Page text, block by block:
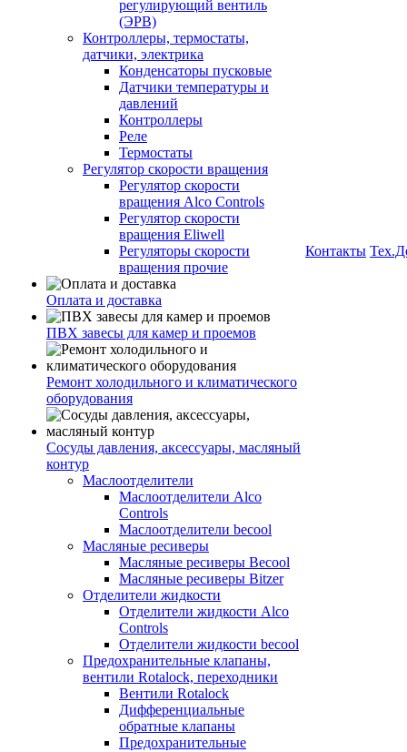
регулирующий вентиль
(ЭРВ)
Контроллеры, термостаты,
датчики, электрика
Конденсаторы пусковые
Датчики температуры и
давлений
Контроллеры
Реле
Термостаты
Регулятор скорости вращения
Регулятор скорости
вращения Alco Controls
Регулятор скорости
вращения Eliwell
Регуляторы скорости
вращения прочие
Оплата и доставка
ПВХ завесы для камер и проемов
Ремонт холодильного и климатического
оборудования
Сосуды давления, аксессуары, масляный
контур
Маслоотделители
Маслоотделители Alco
Controls
Маслоотделители becool
Масляные ресиверы
Масляные ресиверы Becool
Масляные ресиверы Bitzer
Отделители жидкости
Отделители жидкости Alco
Controls
Отделители жидкости becool
Предохранительные клапаны,
вентили Rotalock, переходники
Вентили Rotalock
Дифференциальные
обратные клапаны
Предохранительные
Контакты